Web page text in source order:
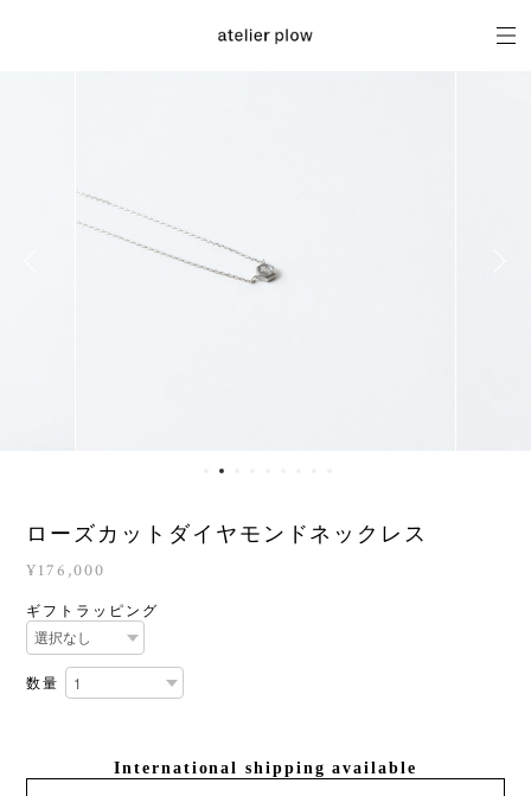
ローズカットダイヤモンドネックレス
¥176,000
ギフトラッピング
数量
International shipping available